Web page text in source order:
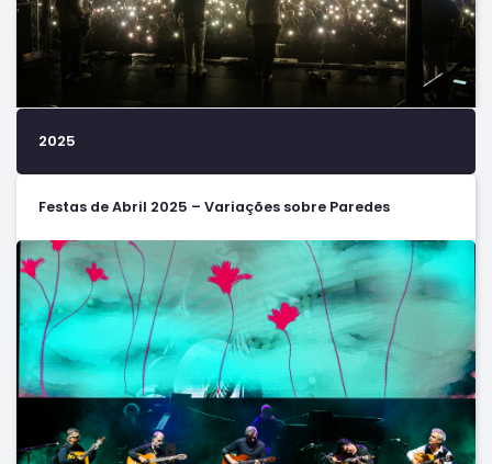
2025
Festas de Abril 2025 – Variações sobre Paredes